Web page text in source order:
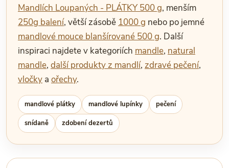
Mandlích Loupaných - PLÁTKY 500 g, menším
250g balení, větší zásobě 1000 g nebo po jemné
mandlové mouce blanšírované 500 g. Další
inspiraci najdete v kategoriích mandle, natural
mandle, další produkty z mandlí, zdravé pečení,
vločky a ořechy.
mandlové plátky mandlové lupínky pečení
snídaně zdobení dezertů